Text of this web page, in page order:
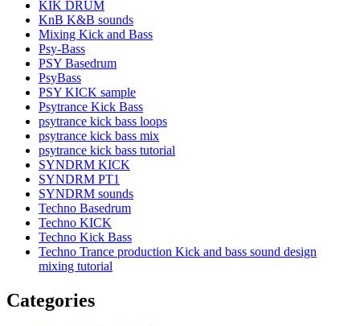
KIK DRUM
KnB K&B sounds
Mixing Kick and Bass
Psy-Bass
PSY Basedrum
PsyBass
PSY KICK sample
Psytrance Kick Bass
psytrance kick bass loops
psytrance kick bass mix
psytrance kick bass tutorial
SYNDRM KICK
SYNDRM PT1
SYNDRM sounds
Techno Basedrum
Techno KICK
Techno Kick Bass
Techno Trance production Kick and bass sound design
mixing tutorial
Categories